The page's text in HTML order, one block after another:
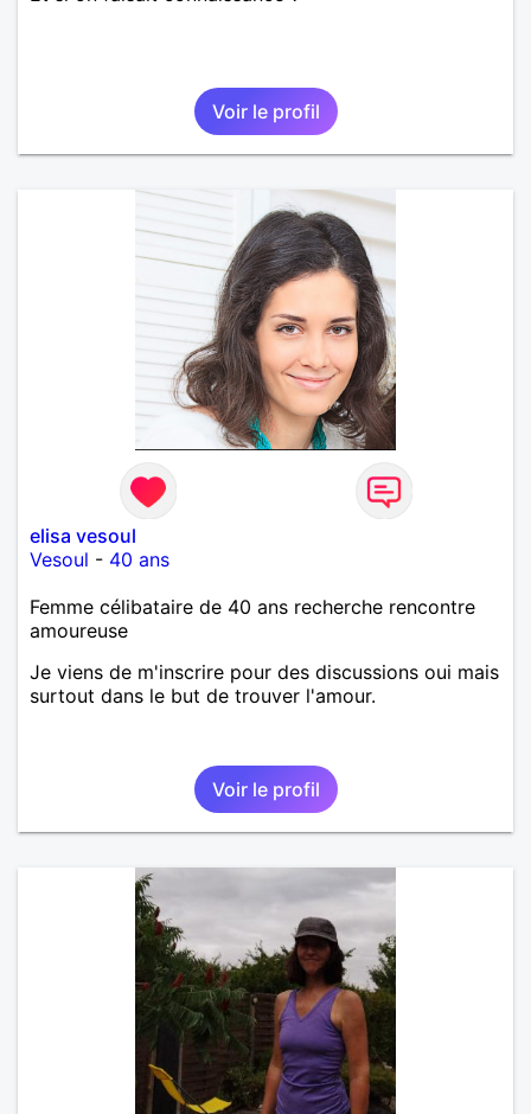
Voir le profil
elisa vesoul
Vesoul - 40 ans
Femme célibataire de 40 ans recherche rencontre
amoureuse
Je viens de m'inscrire pour des discussions oui mais
surtout dans le but de trouver l'amour.
Voir le profil